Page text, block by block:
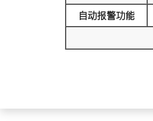
自动报警功能